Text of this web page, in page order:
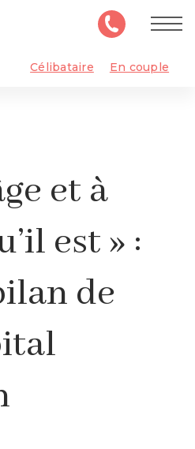
Célibataire En couple
et à
est » :
de